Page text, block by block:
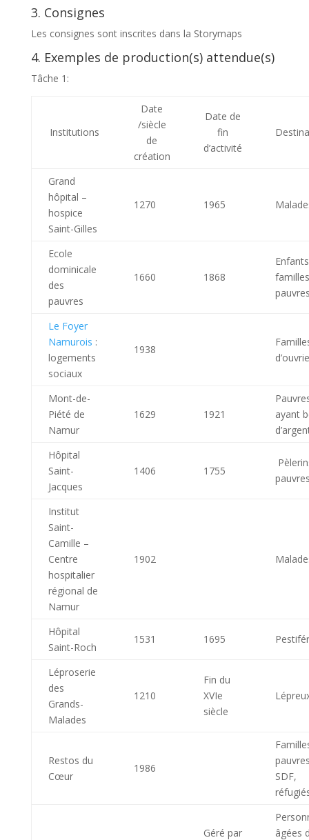
3. Consignes
Les consignes sont inscrites dans la Storymaps
4. Exemples de production(s) attendue(s)
Tâche 1:
Institutions
Date
/siècle
de
création
Date de
fin
d’activité
Grand
hôpital –
hospice
Saint-Gilles
1270 1965
Ecole
dominicale
des
pauvres
1660 1868
familles
Le Foyer
Namurois :
logements
sociaux
1938
Mont-de-
Piété de
Namur
1629 1921
ayant
Hôpital
Saint-
Jacques
1406 1755
Institut
Saint-
Camille –
Centre
hospitalier
régional de
Namur
1902
Hôpital
Saint-Roch
1531 1695
Léproserie
des
Grands-
Malades
1210
Fin du
XVIe
siècle
Restos du
Cœur
1986
SDF,
Géré par
âgées